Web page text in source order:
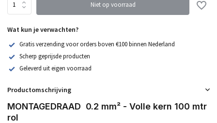
Niet op voorraad
Wat kun je verwachten?
Gratis verzending voor orders boven €100 binnen Nederland
Scherp geprijsde producten
Geleverd uit eigen voorraad
Productomschrijving
MONTAGEDRAAD 0.2 mm² - Volle kern 100 mtr
rol